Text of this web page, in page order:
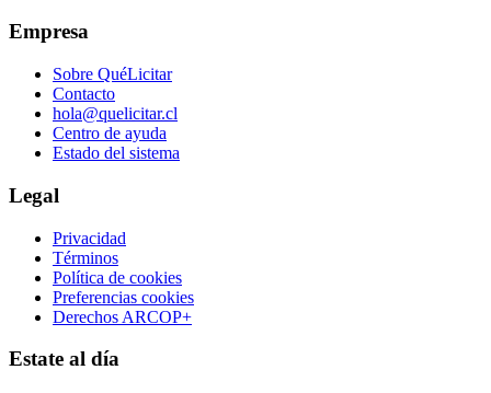
Empresa
Sobre QuéLicitar
Contacto
hola@quelicitar.cl
Centro de ayuda
Estado del sistema
Legal
Privacidad
Términos
Política de cookies
Preferencias cookies
Derechos ARCOP+
Estate al día